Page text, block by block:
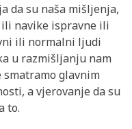
da su naša mišljenja,
navike ispravne ili
ili normalni ljudi
u razmišljanju nam
smatramo glavnim
a vjerovanje da su
to.